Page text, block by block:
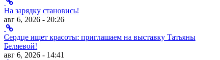
На зарядку становись!
авг 6, 2026 - 20:26
Сердце ищет красоты: приглашаем на выставку Татьяны
Беляевой!
авг 6, 2026 - 14:41